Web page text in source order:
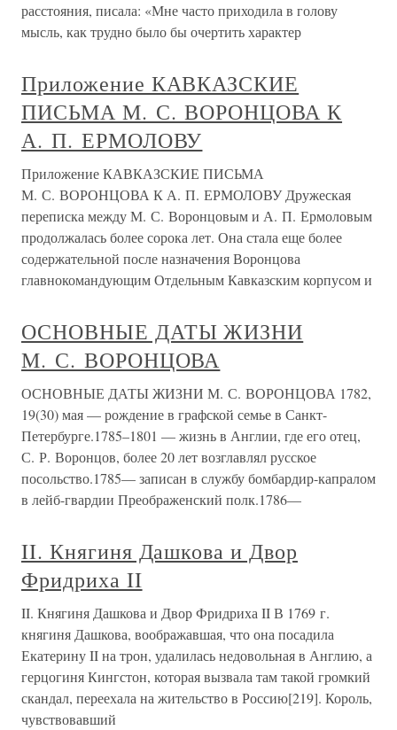
расстояния, писала: «Мне часто приходила в голову
мысль, как трудно было бы очертить характер
Приложение КАВКАЗСКИЕ
ПИСЬМА М. С. ВОРОНЦОВА К
А. П. ЕРМОЛОВУ
Приложение КАВКАЗСКИЕ ПИСЬМА
М. С. ВОРОНЦОВА К А. П. ЕРМОЛОВУ Дружеская
переписка между М. С. Воронцовым и А. П. Ермоловым
продолжалась более сорока лет. Она стала еще более
содержательной после назначения Воронцова
главнокомандующим Отдельным Кавказским корпусом и
ОСНОВНЫЕ ДАТЫ ЖИЗНИ
М. С. ВОРОНЦОВА
ОСНОВНЫЕ ДАТЫ ЖИЗНИ М. С. ВОРОНЦОВА 1782,
19(30) мая — рождение в графской семье в Санкт-
Петербурге.1785–1801 — жизнь в Англии, где его отец,
С. Р. Воронцов, более 20 лет возглавлял русское
посольство.1785— записан в службу бомбардир-капралом
в лейб-гвардии Преображенский полк.1786—
II. Княгиня Дашкова и Двор
Фридриха II
II. Княгиня Дашкова и Двор Фридриха II В 1769 г.
княгиня Дашкова, воображавшая, что она посадила
Екатерину II на трон, удалилась недовольная в Англию, а
герцогиня Кингстон, которая вызвала там такой громкий
скандал, переехала на жительство в Россию[219]. Король,
чувствовавший